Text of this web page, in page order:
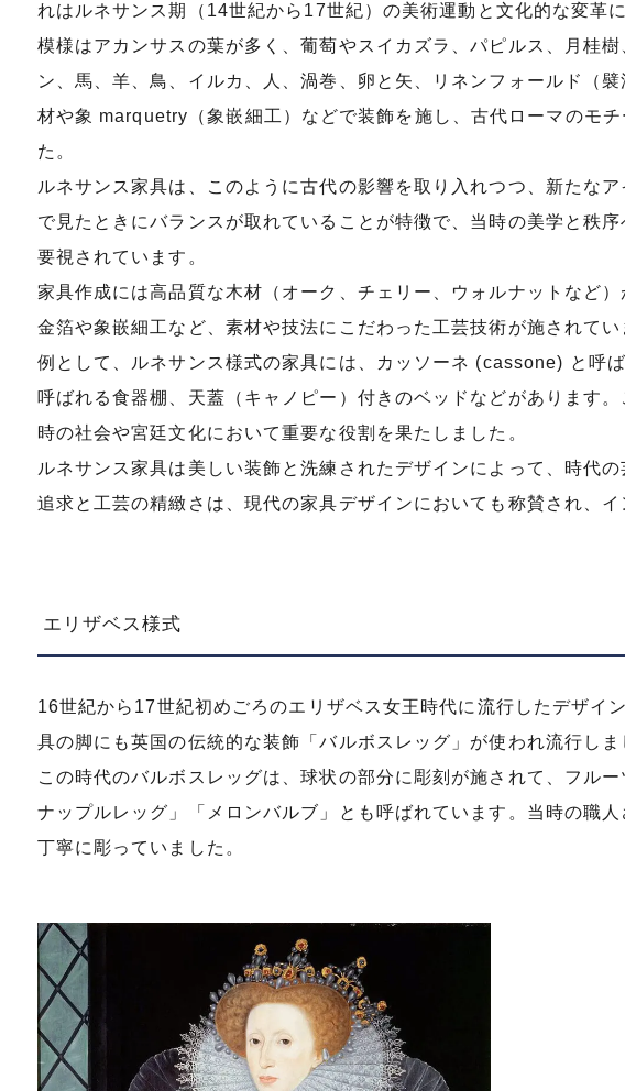
れはルネサンス期（14世紀から17世紀）の美術運動と文化的な変革
模様はアカンサスの葉が多く、葡萄やスイカズラ、パピルス、月桂
ン、馬、羊、鳥、イルカ、人、渦巻、卵と矢、リネンフォールド（
材や象 marquetry（象嵌細工）などで装飾を施し、古代ローマのモ
た。
ルネサンス家具は、このように古代の影響を取り入れつつ、新たな
で見たときにバランスが取れていることが特徴で、当時の美学と秩
要視されています。
家具作成には高品質な木材（オーク、チェリー、ウォルナットなど
金箔や象嵌細工など、素材や技法にこだわった工芸技術が施されてい
例として、ルネサンス様式の家具には、カッソーネ (cassone) と呼
呼ばれる食器棚、天蓋（キャノピー）付きのベッドなどがあります
時の社会や宮廷文化において重要な役割を果たしました。
ルネサンス家具は美しい装飾と洗練されたデザインによって、時代
追求と工芸の精緻さは、現代の家具デザインにおいても称賛され、
エリザベス様式
16世紀から17世紀初めごろのエリザベス女王時代に流行したデザイ
具の脚にも英国の伝統的な装飾「バルボスレッグ」が使われ流行しま
この時代のバルボスレッグは、球状の部分に彫刻が施されて、フル
ナップルレッグ」「メロンバルブ」とも呼ばれています。当時の職
丁寧に彫っていました。